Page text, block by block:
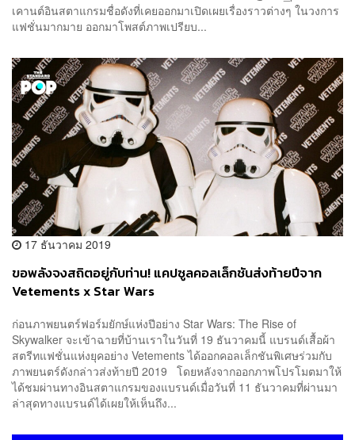
เคานต์อินสตาแกรมชื่อดังที่เคยออกมาเปิดเผยเรื่องราวต่างๆ ในวงการ
แฟชั่นมากมาย ออกมาโพสต์ภาพเปรียบ...
17 ธันวาคม 2019
ขอพลังจงสถิตอยู่กับท่าน! แคปซูลคอลเล็กชันส่งท้ายปีจาก
Vetements x Star Wars
ก่อนภาพยนตร์ฟอร์มยักษ์แห่งปีอย่าง Star Wars: The Rise of
Skywalker จะเข้าฉายที่บ้านเราในวันที่ 19 ธันวาคมนี้ แบรนด์เสื้อผ้า
สตรีทแฟชั่นแห่งยุคอย่าง Vetements ได้ออกคอลเล็กชันพิเศษร่วมกับ
ภาพยนตร์ดังกล่าวส่งท้ายปี 2019 โดยหลังจากออกภาพโปรโมตมาให้
ได้ชมผ่านทางอินสตาแกรมของแบรนด์เมื่อวันที่ 11 ธันวาคมที่ผ่านมา
ล่าสุดทางแบรนด์ได้เผยให้เห็นถึง...